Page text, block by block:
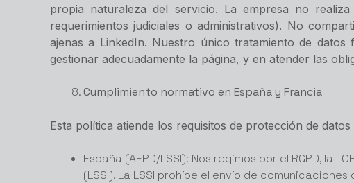
propia naturaleza del servicio. La empresa no
requerimientos judiciales o administrativos). No
ajenas a LinkedIn. Nuestro único tratamiento de
gestionar adecuadamente la página, y en atender las
Cumplimiento normativo en España y Francia
Esta política atiende los requisitos de protección de
España (AEPD/LSSI): Nos regimos por el RGPD,
(LSSI). La LSSI prohíbe el envío de